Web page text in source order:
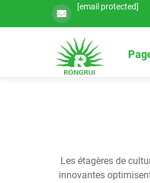
[email protected]
Les étagères de
innovantes